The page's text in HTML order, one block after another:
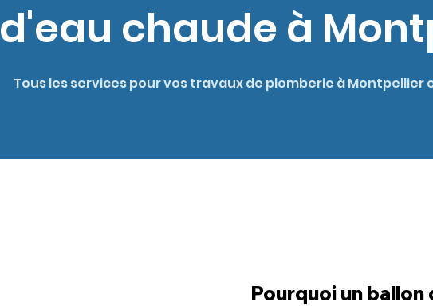
d'eau chaude à
Tous les services pour vos travaux de plomberie à Montpellier
Pourquoi un